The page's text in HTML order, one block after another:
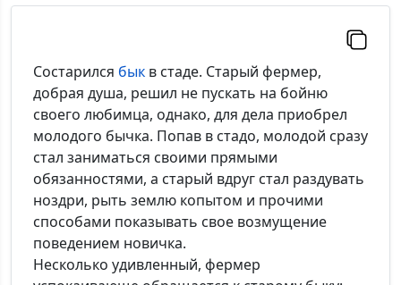
Состарился бык в стаде. Старый фермер,
добрая душа, решил не пускать на бойню
своего любимца, однако, для дела приобрел
молодого бычка. Попав в стадо, молодой сразу
стал заниматься своими прямыми
обязанностями, а старый вдруг стал раздувать
ноздри, рыть землю копытом и прочими
способами показывать свое возмущение
поведением новичка.
Несколько удивленный, фермер